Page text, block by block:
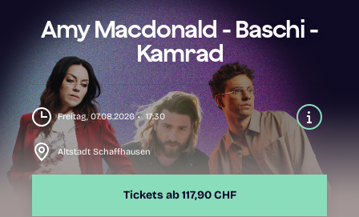
Amy Macdonald - Baschi -
Kamrad
Freitag, 07.08.2026 17:30
Altstadt Schaffhausen
Tickets ab 117,90 CHF